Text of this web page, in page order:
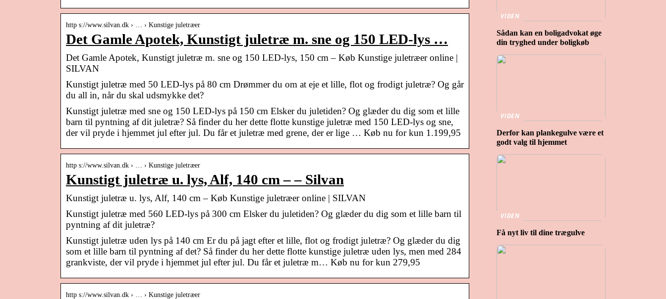
http s://www.silvan.dk › … › Kunstige juletræer
Det Gamle Apotek, Kunstigt juletræ m. sne og 150 LED-lys …
Det Gamle Apotek, Kunstigt juletræ m. sne og 150 LED-lys, 150 cm – Køb Kunstige juletræer online |
SILVAN
Kunstigt juletræ med 50 LED-lys på 80 cm Drømmer du om at eje et lille, flot og frodigt juletræ? Og går
du all in, når du skal udsmykke det?
Kunstigt juletræ med sne og 150 LED-lys på 150 cm Elsker du juletiden? Og glæder du dig som et lille
barn til pyntning af dit juletræ? Så finder du her dette flotte kunstige juletræ med 150 LED-lys og sne,
der vil pryde i hjemmet jul efter jul. Du får et juletræ med grene, der er lige … Køb nu for kun 1.199,95
http s://www.silvan.dk › … › Kunstige juletræer
Kunstigt juletræ u. lys, Alf, 140 cm – – Silvan
Kunstigt juletræ u. lys, Alf, 140 cm – Køb Kunstige juletræer online | SILVAN
Kunstigt juletræ med 560 LED-lys på 300 cm Elsker du juletiden? Og glæder du dig som et lille barn til
pyntning af dit juletræ?
Kunstigt juletræ uden lys på 140 cm Er du på jagt efter et lille, flot og frodigt juletræ? Og glæder du dig
som et lille barn til pyntning af det? Så finder du her dette flotte kunstige juletræ uden lys, men med 284
grankviste, der vil pryde i hjemmet jul efter jul. Du får et juletræ m… Køb nu for kun 279,95
http s://www.silvan.dk › … › Kunstige juletræer
VIDEN
Sådan kan en boligadvokat øge
din tryghed under boligkøb
VIDEN
Derfor kan plankegulve være et
godt valg til hjemmet
VIDEN
Få nyt liv til dine trægulve